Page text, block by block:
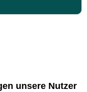
unsere Nutzer